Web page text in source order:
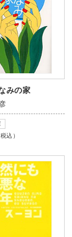
みの家
税込）